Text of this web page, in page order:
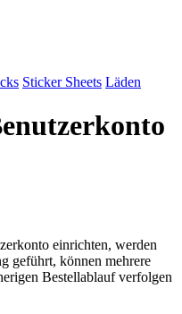
Sticker Sheets Läden
einrichten, werden
geführt, können mehrere
Bestellablauf verfolgen